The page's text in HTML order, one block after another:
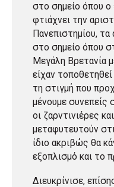
στο σημείο όπου ο
φτιάχνει την
Πανεπιστημίου,
στο σημείο όπου
Μεγάλη Βρετανία
είχαν
τη στιγμή που
μένουμε συνεπείς
οι ζαρντινιέρες
μεταφυτευτούν
ίδιο ακριβώς θα
εξοπλισμό και το
Διευκρίνισε,